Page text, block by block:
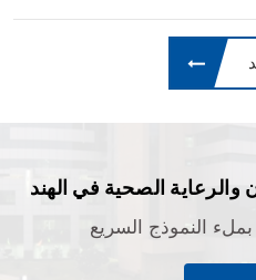
الصحية في الهند